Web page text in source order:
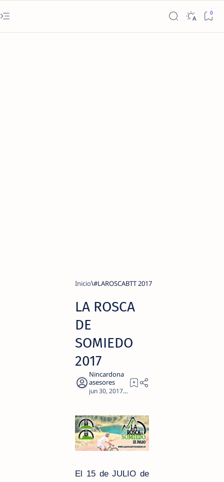
Inicio #LAROSCABTT 2017
LA ROSCA
DE
SOMIEDO
2017
El 15 de JULIO de